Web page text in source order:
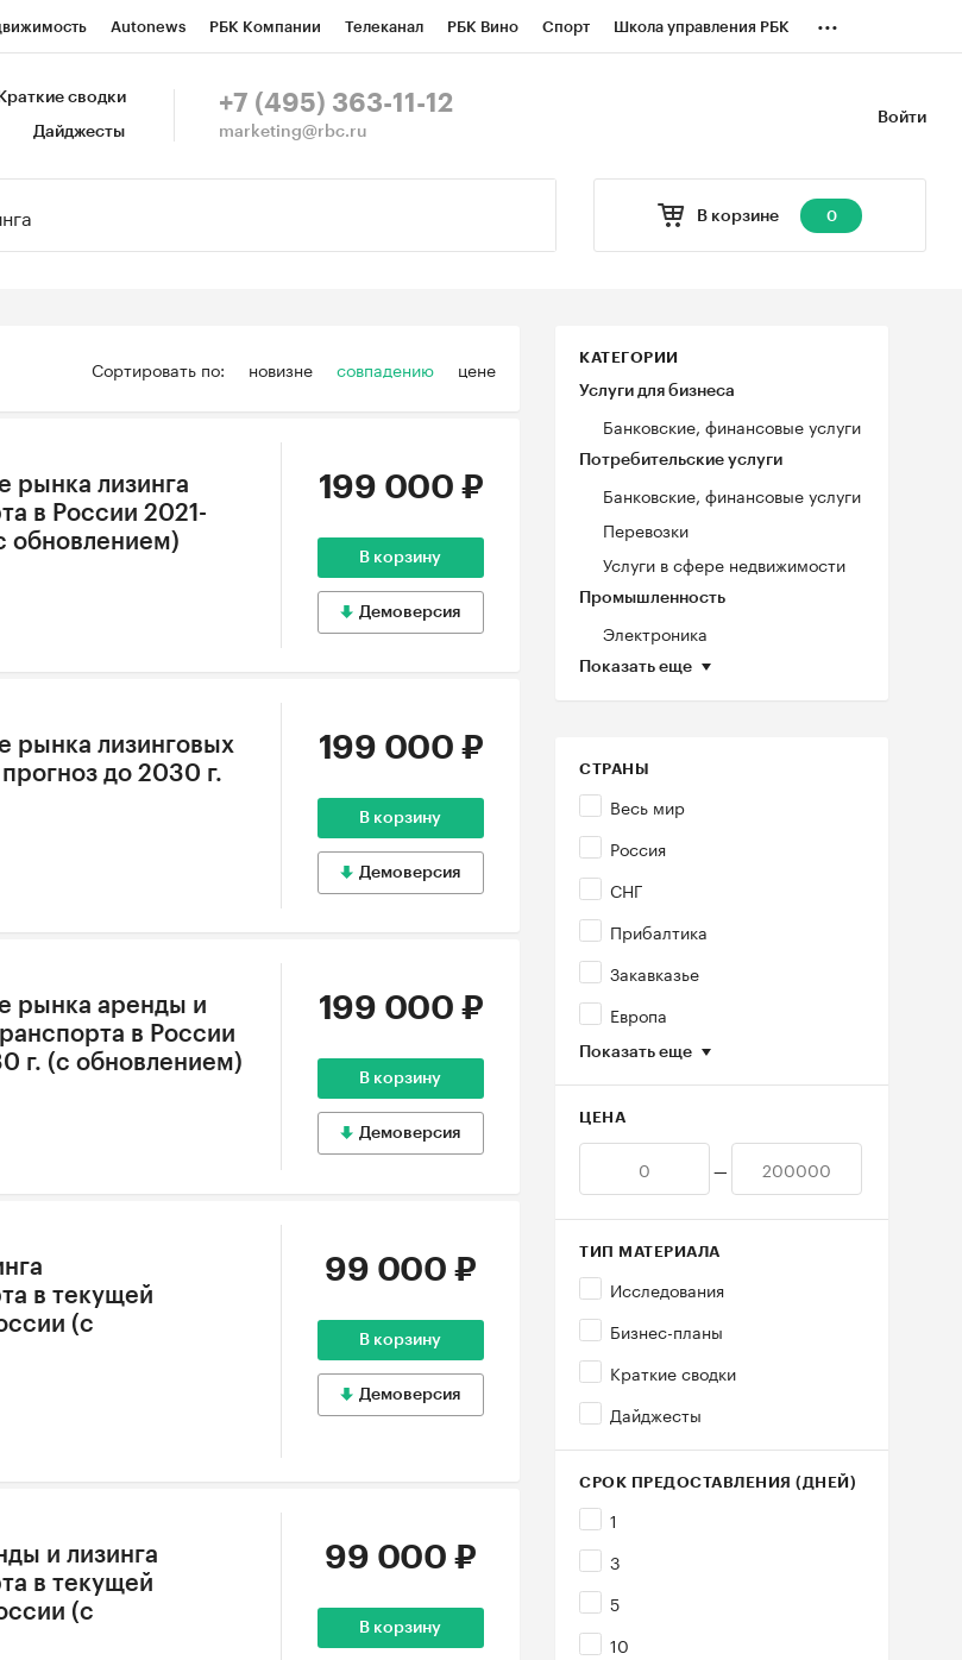
Autonews РБК Компании Телеканал РБК Вино Спорт Школа управления РБК
СПб Конференции СПб Спецпроекты
...
Войти
Краткие сводки
Дайджесты
+7 (495) 363-11-12
marketing@rbc.ru
В корзине 0
Сортировать по: новизне совпадению цене КАТЕГОРИИ
Услуги для бизнеса
Банковские, финансовые услуги
Потребительские услуги
Банковские, финансовые услуги
Перевозки
Услуги в сфере недвижимости
Промышленность
Электроника
Показать еще
СТРАНЫ
Весь мир
Россия
СНГ
Прибалтика
Закавказье
Европа
Показать еще
ЦЕНА
—
ТИП МАТЕРИАЛА
Исследования
Бизнес-планы
Краткие сводки
Дайджесты
СРОК ПРЕДОСТАВЛЕНИЯ (ДНЕЙ)
1
3
5
10
рынка лизинга
в России 2021-
обновлением)
199 000 ₽
В корзину
Демоверсия
рынка лизинговых
до 2030 г.
199 000 ₽
В корзину
Демоверсия
рынка аренды и
в России
г. (с обновлением)
199 000 ₽
В корзину
Демоверсия
в текущей
(с
99 000 ₽
В корзину
Демоверсия
и лизинга
в текущей
(с
99 000 ₽
В корзину